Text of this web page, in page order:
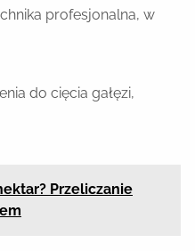
profesjonalna, w
do cięcia gałęzi,
Przeliczanie